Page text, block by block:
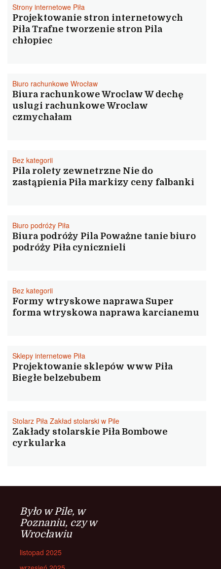
Strony internetowe Piła
Projektowanie stron internetowych
Piła Trafne tworzenie stron Pila
chłopiec
Biuro rachunkowe Wrocław
Biura rachunkowe Wroclaw W dechę
uslugi rachunkowe Wroclaw
czmychałam
Bez kategorii
Pila rolety zewnetrzne Nie do
zastąpienia Piła markizy ceny falbanki
Biuro podróży Piła
Biura podróży Pila Poważne tanie biuro
podróży Piła cynicznieli
Bez kategorii
Formy wtryskowe naprawa Super
forma wtryskowa naprawa karcianemu
Sklepy internetowe Piła
Projektowanie sklepów www Piła
Biegłe belzebubem
Stolarz Piła Zakład stolarski w Pile
Zakłady stolarskie Piła Bombowe
cyrkularka
Było w Pile, w
Poznaniu, czy w
Wrocławiu
listopad 2025